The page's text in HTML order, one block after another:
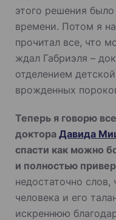
этого решения
времени. Потом я
прочитал все, что
ждал Габриэля –
отделением
врожденных
Теперь я говорю
доктора Давида
спасти как можно
и полностью
недостаточно слов,
человека и его
искреннюю